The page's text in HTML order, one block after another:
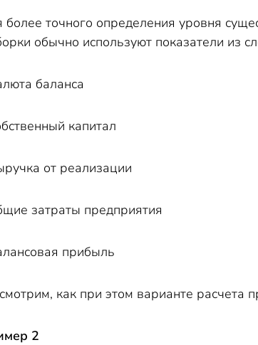
точного определения уровня
обычно используют показатели из
баланса
капитал
от реализации
затраты предприятия
прибыль
как при этом варианте расчета
2